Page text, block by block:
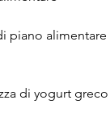
piano
di yogurt